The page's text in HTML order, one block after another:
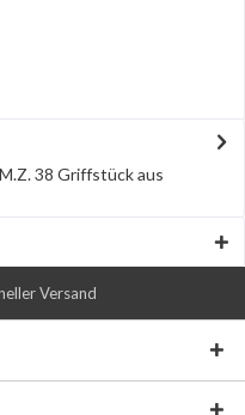
38 Griffstück aus
Versand